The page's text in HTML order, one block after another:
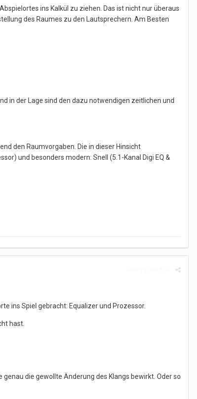
ins Kalkül zu ziehen. Das ist nicht nur überaus
des Raumes zu den Lautsprechern. Am Besten
in der Lage sind den dazu notwendigen zeitlichen und
den Raumvorgaben. Die in dieser Hinsicht
und besonders modern: Snell (5.1-Kanal Digi EQ &
ins Spiel gebracht: Equalizer und Prozessor.
hast.
die gewollte Änderung des Klangs bewirkt. Oder so